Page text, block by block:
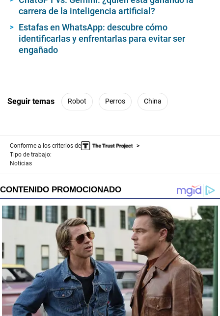
carrera de la inteligencia artificial?
Estafas en WhatsApp: descubre cómo
identificarlas y enfrentarlas para evitar ser
engañado
Seguir temas Robot Perros China
Conforme a los criterios de
Tipo de trabajo:
Noticias